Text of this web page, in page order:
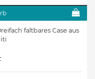
faltbares Case aus